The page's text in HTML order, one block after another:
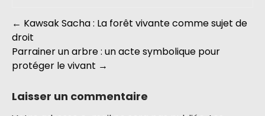
← Kawsak Sacha : La forêt vivante comme sujet de
droit
Parrainer un arbre : un acte symbolique pour
protéger le vivant →
Laisser un commentaire